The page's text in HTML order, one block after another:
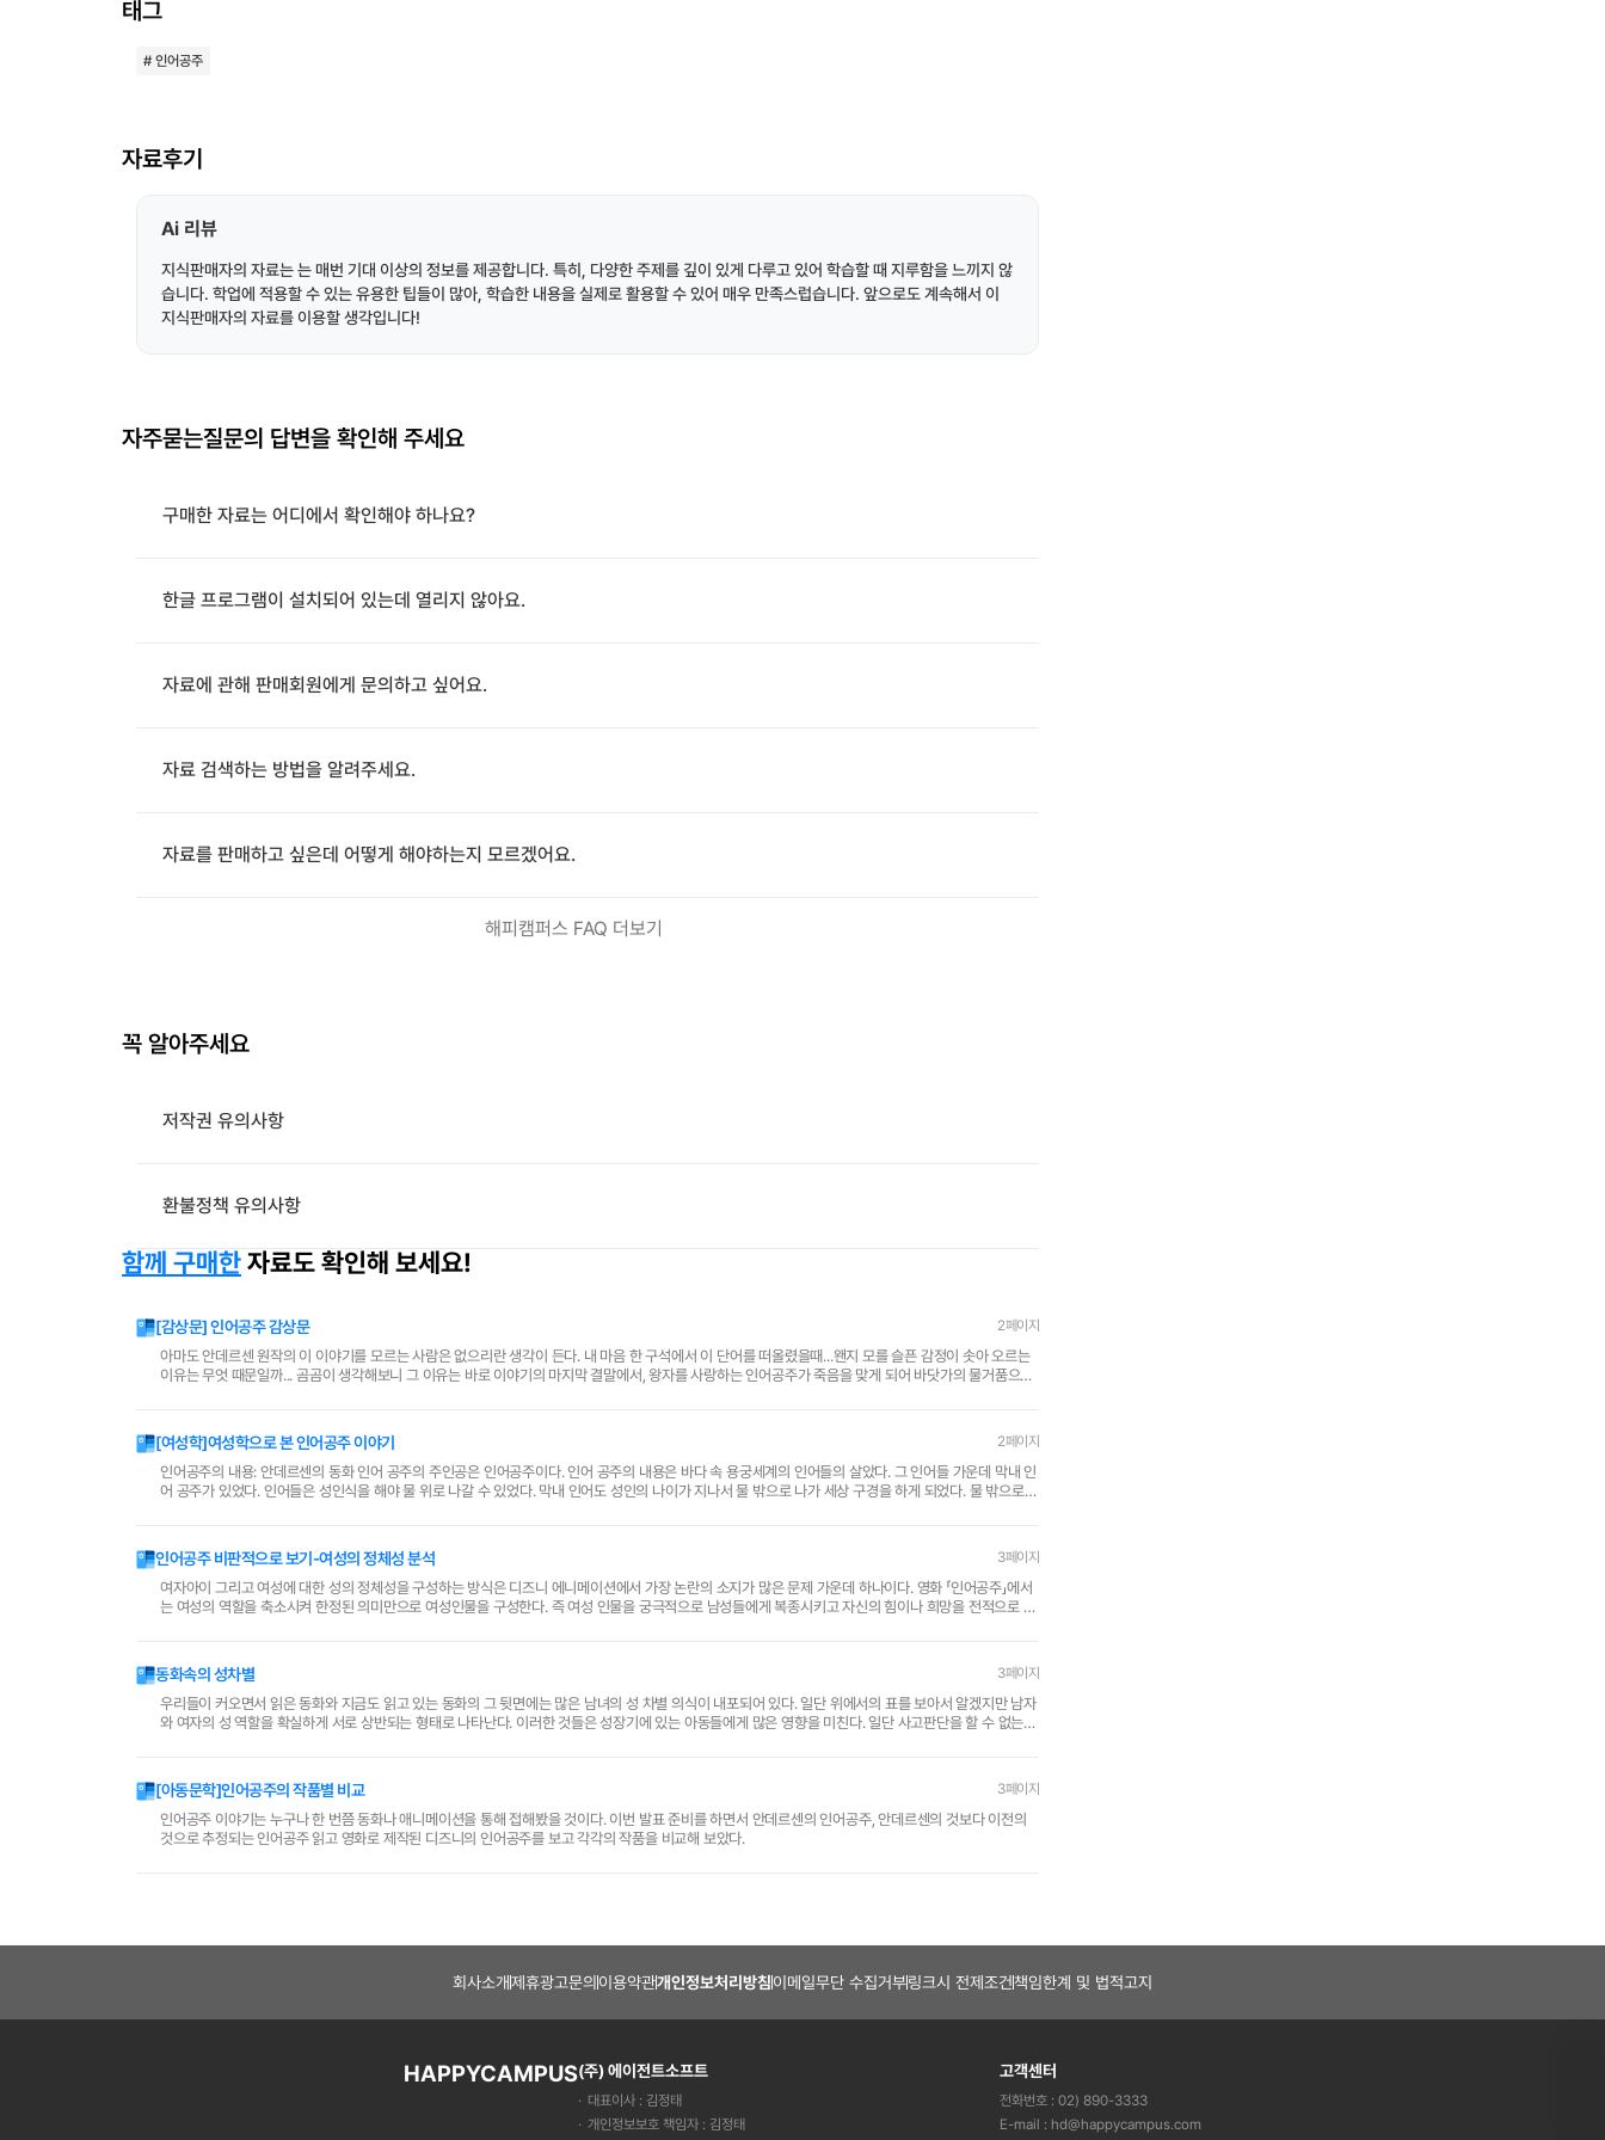
태그
# 인어공주
자료후기
Ai 리뷰
지식판매자의 자료는 는 매번 기대 이상의 정보를 제공합니다. 특히, 다양한 주제를 깊이 있게 다루고 있어 학습할 때 지루함을 느끼지 않
습니다. 학업에 적용할 수 있는 유용한 팁들이 많아, 학습한 내용을 실제로 활용할 수 있어 매우 만족스럽습니다. 앞으로도 계속해서 이
지식판매자의 자료를 이용할 생각입니다!
자주묻는질문의 답변을 확인해 주세요
구매한 자료는 어디에서 확인해야 하나요?
한글 프로그램이 설치되어 있는데 열리지 않아요.
자료에 관해 판매회원에게 문의하고 싶어요.
자료 검색하는 방법을 알려주세요.
자료를 판매하고 싶은데 어떻게 해야하는지 모르겠어요.
해피캠퍼스 FAQ 더보기
꼭 알아주세요
저작권 유의사항
환불정책 유의사항
함께 구매한자료도 확인해 보세요!
[감상문] 인어공주 감상문 2페이지
아마도 안데르센 원작의 이 이야기를 모르는 사람은 없으리란 생각이 든다. 내 마음 한 구석에서 이 단어를 떠올렸을때...왠지 모를 슬픈 감정이 솟아 오르는
이유는 무엇 때문일까... 곰곰이 생각해보니 그 이유는 바로 이야기의 마지막 결말에서, 왕자를 사랑하는 인어공주가 죽음을 맞게 되어 바닷가의 물거품으로
[여성학]여성학으로 본 인어공주 이야기 2페이지
인어공주의 내용: 안데르센의 동화 인어 공주의 주인공은 인어공주이다. 인어 공주의 내용은 바다 속 용궁세계의 인어들의 살았다. 그 인어들 가운데 막내 인
어 공주가 있었다. 인어들은 성인식을 해야 물 위로 나갈 수 있었다. 막내 인어도 성인의 나이가 지나서 물 밖으로 나가 세상 구경을 하게 되었다. 물 밖으로
인어공주 비판적으로 보기-여성의 정체성 분석 3페이지
여자아이 그리고 여성에 대한 성의 정체성을 구성하는 방식은 디즈니 에니메이션에서 가장 논란의 소지가 많은 문제 가운데 하나이다. 영화 「인어공주」에서
는 여성의 역할을 축소시켜 한정된 의미만으로 여성인물을 구성한다. 즉 여성 인물을 궁극적으로 남성들에게 복종시키고 자신의 힘이나 희망을 전적으로 지
동화속의 성차별 3페이지
우리들이 커오면서 읽은 동화와 지금도 읽고 있는 동화의 그 뒷면에는 많은 남녀의 성 차별 의식이 내포되어 있다. 일단 위에서의 표를 보아서 알겠지만 남자
와 여자의 성 역할을 확실하게 서로 상반되는 형태로 나타난다. 이러한 것들은 성장기에 있는 아동들에게 많은 영향을 미친다. 일단 사고판단을 할 수 없는
[아동문학]인어공주의 작품별 비교 3페이지
인어공주 이야기는 누구나 한 번쯤 동화나 애니메이션을 통해 접해봤을 것이다. 이번 발표 준비를 하면서 안데르센의 인어공주, 안데르센의 것보다 이전의
것으로 추정되는 인어공주 읽고 영화로 제작된 디즈니의 인어공주를 보고 각각의 작품을 비교해 보았다.
회사소개제휴광고문의 이용약관개인정보처리방침이메일무단 수집거부링크시 전제조건책임한계 및 법적고지
HAPPYCAMPUS(주) 에이전트소프트
대표이사 : 김정태
개인정보보호 책임자 : 김정태
고객센터
전화번호 : 02) 890-3333
E-mail : hd@happycampus.com